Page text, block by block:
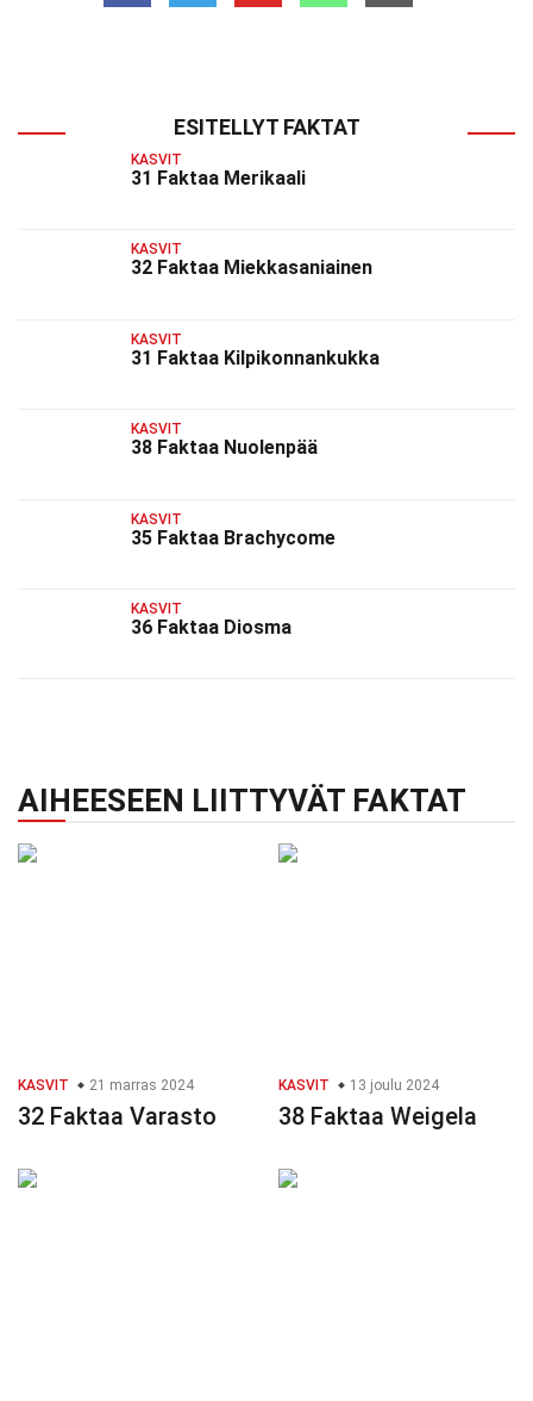
ESITELLYT FAKTAT
KASVIT
31 Faktaa Merikaali
KASVIT
32 Faktaa Miekkasaniainen
KASVIT
31 Faktaa Kilpikonnankukka
KASVIT
38 Faktaa Nuolenpää
KASVIT
35 Faktaa Brachycome
KASVIT
36 Faktaa Diosma
AIHEESEEN LIITTYVÄT FAKTAT
KASVIT 21 marras 2024
32 Faktaa Varasto
KASVIT 13 joulu 2024
38 Faktaa Weigela